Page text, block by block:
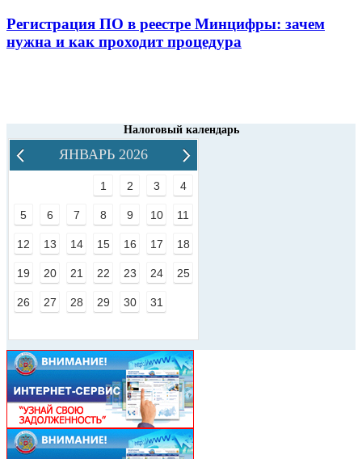
Регистрация ПО в реестре Минцифры: зачем
нужна и как проходит процедура
Налоговый календарь
ЯНВАРЬ 2026
1 2 3 4
5 6 7 8 9 10 11
12 13 14 15 16 17 18
19 20 21 22 23 24 25
26 27 28 29 30 31